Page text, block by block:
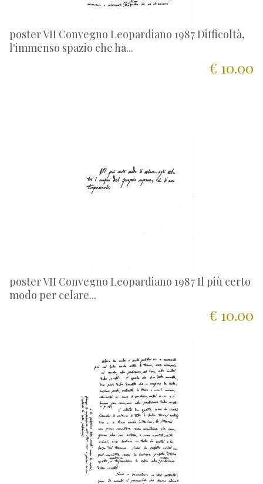
poster VII Convegno Leopardiano 1987 Difficoltà,
l'immenso spazio che ha...
€ 10.00
poster VII Convegno Leopardiano 1987 Il più certo
modo per celare...
€ 10.00